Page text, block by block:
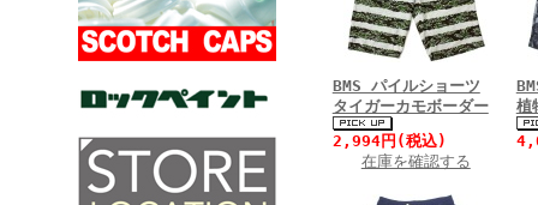
BMS パイルショーツ
タイガーカモボーダー
2,994円(税込)
在庫を確認する
植